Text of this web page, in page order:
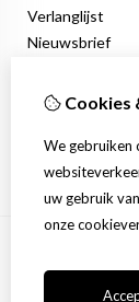
Verlanglijst
Nieuwsbrief
Contact
Sitemap
Cookies
We gebruiken
uw gebruik
onze